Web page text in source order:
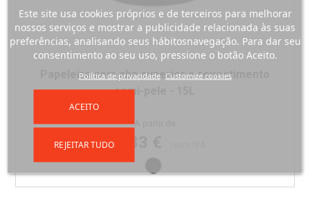
Papeleira com aba superior e revestimento
semi-pele - 15L
A partir de
45,83 €
Preto
Este site usa cookies próprios e de terceiros para melhorar
nossos serviços e mostrar a publicidade relacionada às suas
preferências, analisando seus hábitosnavegação. Para dar seu
consentimento ao seu uso, pressione o botão Aceito.
Política de privacidade Customize cookies
REJEITAR TUDO
ACEITO